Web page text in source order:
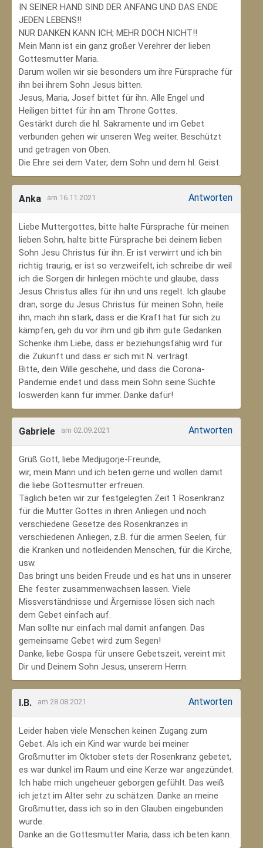
IN SEINER HAND SIND DER ANFANG UND DAS ENDE
JEDEN LEBENS!!
NUR DANKEN KANN ICH; MEHR DOCH NICHT!!
Mein Mann ist ein ganz großer Verehrer der lieben
Gottesmutter Maria.
Darum wollen wir sie besonders um ihre Fürsprache für
ihn bei ihrem Sohn Jesus bitten.
Jesus, Maria, Josef bittet für ihn. Alle Engel und
Heiligen bittet für ihn am Throne Gottes.
Gestärkt durch die hl. Sakramente und im Gebet
verbunden gehen wir unseren Weg weiter. Beschützt
und getragen von Oben.
Die Ehre sei dem Vater, dem Sohn und dem hl. Geist.
Anka am 16.11.2021 Antworten
Liebe Muttergottes, bitte halte Fürsprache für meinen
lieben Sohn, halte bitte Fürsprache bei deinem lieben
Sohn Jesu Christus für ihn. Er ist verwirrt und ich bin
richtig traurig, er ist so verzweifelt, ich schreibe dir weil
ich die Sorgen dir hinlegen möchte und glaube, dass
Jesus Christus alles für ihn und uns regelt. Ich glaube
dran, sorge du Jesus Christus für meinen Sohn‚ heile
ihn, mach ihn stark, dass er die Kraft hat für sich zu
kämpfen, geh du vor ihm und gib ihm gute Gedanken.
Schenke ihm Liebe, dass er beziehungsfähig wird für
die Zukunft und dass er sich mit N. verträgt.
Bitte, dein Wille geschehe, und dass die Corona-
Pandemie endet und dass mein Sohn seine Süchte
loswerden kann für immer. Danke dafür!
Gabriele am 02.09.2021 Antworten
Grüß Gott, liebe Medjugorje-Freunde,
wir, mein Mann und ich beten gerne und wollen damit
die liebe Gottesmutter erfreuen.
Täglich beten wir zur festgelegten Zeit 1 Rosenkranz
für die Mutter Gottes in ihren Anliegen und noch
verschiedene Gesetze des Rosenkranzes in
verschiedenen Anliegen, z.B. für die armen Seelen, für
die Kranken und notleidenden Menschen, für die Kirche,
usw.
Das bringt uns beiden Freude und es hat uns in unserer
Ehe fester zusammenwachsen lassen. Viele
Missverständnisse und Ärgernisse lösen sich nach
dem Gebet einfach auf.
Man sollte nur einfach mal damit anfangen. Das
gemeinsame Gebet wird zum Segen!
Danke, liebe Gospa für unsere Gebetszeit, vereint mit
Dir und Deinem Sohn Jesus, unserem Herrn.
I.B. am 28.08.2021 Antworten
Leider haben viele Menschen keinen Zugang zum
Gebet. Als ich ein Kind war wurde bei meiner
Großmutter im Oktober stets der Rosenkranz gebetet,
es war dunkel im Raum und eine Kerze war angezündet.
Ich habe mich ungeheuer geborgen gefühlt. Das weiß
ich jetzt im Alter sehr zu schätzen. Danke an meine
Großmutter, dass ich so in den Glauben eingebunden
wurde.
Danke an die Gottesmutter Maria, dass ich beten kann.